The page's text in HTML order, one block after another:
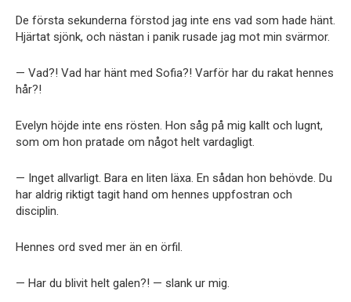
De första sekunderna förstod jag inte ens vad som hade hänt.
Hjärtat sjönk, och nästan i panik rusade jag mot min svärmor.
— Vad?! Vad har hänt med Sofia?! Varför har du rakat hennes
hår?!
Evelyn höjde inte ens rösten. Hon såg på mig kallt och lugnt,
som om hon pratade om något helt vardagligt.
— Inget allvarligt. Bara en liten läxa. En sådan hon behövde. Du
har aldrig riktigt tagit hand om hennes uppfostran och
disciplin.
Hennes ord sved mer än en örfil.
— Har du blivit helt galen?! — slank ur mig.